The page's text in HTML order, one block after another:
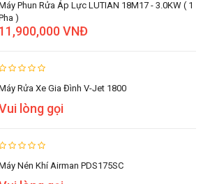
Phun Rửa Áp Lực LUTIAN 18M17 - 3.0KW ( 1
)
11,900,000 VNĐ
Rửa Xe Gia Đình V-Jet 1800
lòng gọi
Nén Khí Airman PDS175SC